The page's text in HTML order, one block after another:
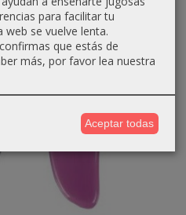
para facilitar tu
web se vuelve lenta.
que estás de
más, por favor lea nuestra
Aceptar todas